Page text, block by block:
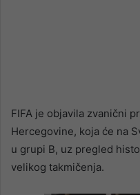
FIFA je objavila zvanični
Hercegovine, koja će na
u grupi B, uz pregled
velikog takmičenja.